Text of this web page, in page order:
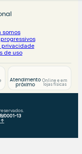
somos
privacidade
de uso
Atendimento
próximo
Online e em
lojas físicas
0001-13
↑